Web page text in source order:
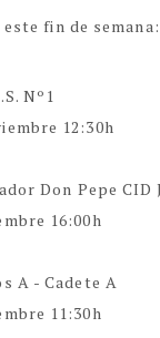
fin de semana:
Nº1
12:30h
Don Pepe CID
16:00h
A - Cadete A
11:30h